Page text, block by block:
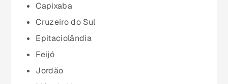
Maranhão (MA)
Capixaba
Cruzeiro do Sul
Epitaciolândia
Feijó
Jordão